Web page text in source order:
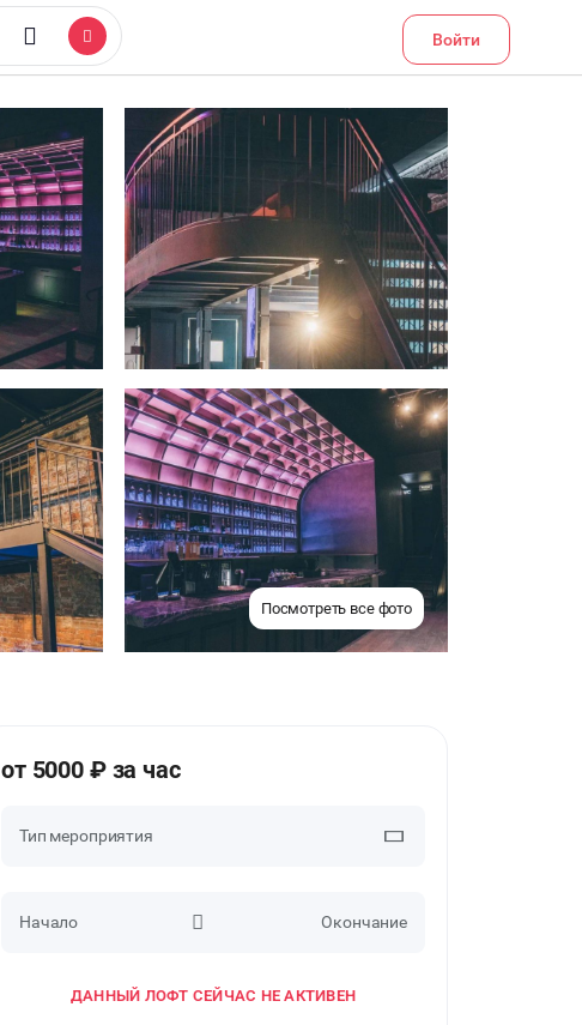
Войти
Посмотреть все фото
от 5000 ₽ за час
Тип мероприятия
ДЕНЬ РОЖДЕНИЯ
Начало Окончание
ДАННЫЙ ЛОФТ СЕЙЧАС НЕ АКТИВЕН